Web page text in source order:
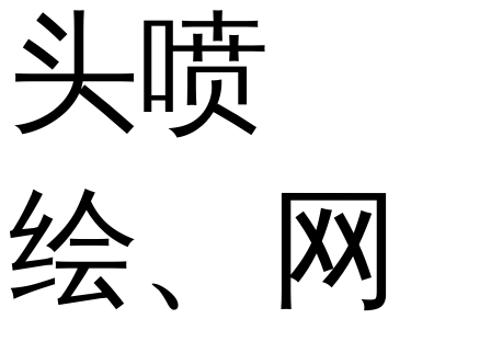
头喷
绘、网